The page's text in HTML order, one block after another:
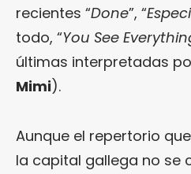
recientes “Done”, “
todo, “You See
últimas interpretadas
Mimi).
Aunque el repertorio que
la capital gallega no se